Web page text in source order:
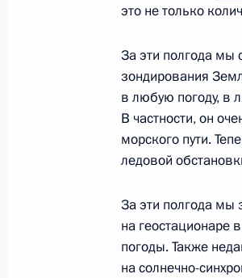
Указ о
и технологий
11 июня 2023 года,
Дмитрием
25 апреля 2023 года,
это не только
За эти полгода мы
зондирования
в любую погоду, в
В частности, он
морского пути.
ледовой
За эти полгода мы
на геостационаре
погоды. Также
на солнечно-